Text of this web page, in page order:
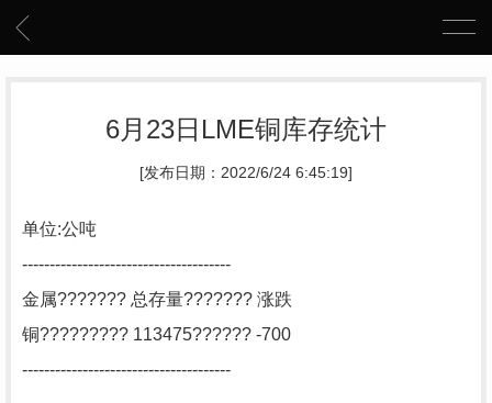
6月23日LME铜库存统计
[发布日期：2022/6/24 6:45:19]
单位:公吨
--------------------------------------
金属??????? 总存量??????? 涨跌
铜????????? 113475?????? -700
--------------------------------------